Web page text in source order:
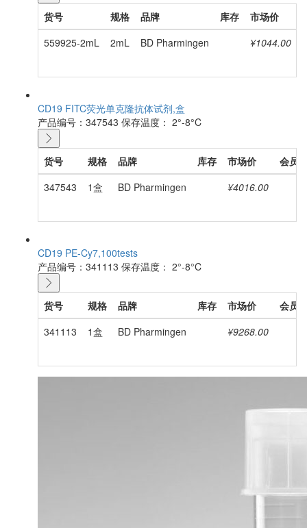
货号 规格 品牌 库存 市场价
559925-2mL
2mL BD Pharmingen ¥1044.00
CD19 FITC荧光单克隆抗体试剂,盒
产品编号：347543 保存温度： 2°-8°C
货号 规格 品牌 库存 市场价
会员
347543
1盒 BD Pharmingen ¥4016.00
CD19 PE-Cy7,100tests
产品编号：341113 保存温度： 2°-8°C
货号 规格 品牌 库存 市场价
会员
341113
1盒 BD Pharmingen ¥9268.00